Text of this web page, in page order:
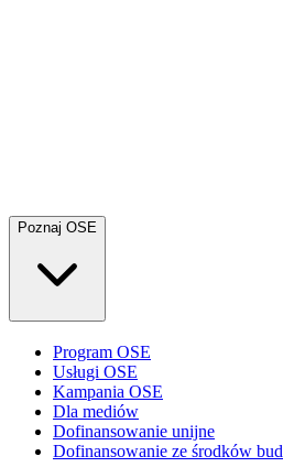
Poznaj OSE
Program OSE
Usługi OSE
Kampania OSE
Dla mediów
Dofinansowanie unijne
Dofinansowanie ze środków